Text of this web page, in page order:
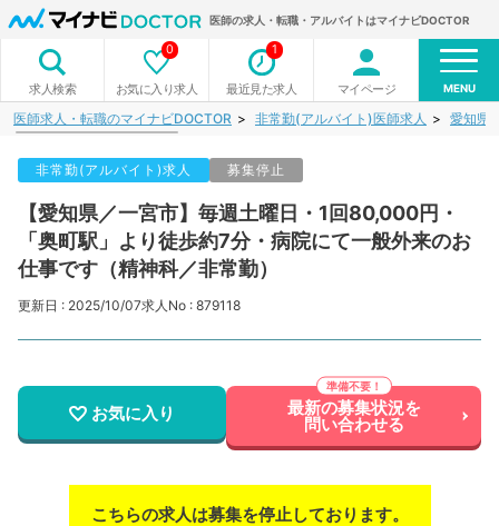
医師の求人・転職・アルバイトはマイナビDOCTOR
求人検索 お気に入り求人
0
最近見た求人
1
マイページ MENU
医師求人・転職のマイナビDOCTOR 非常勤(アルバイト)医師求人 愛知県
非常勤(アルバイト)求人 募集停止
【愛知県／一宮市】毎週土曜日・1回80,000円・
「奥町駅」より徒歩約7分・病院にて一般外来のお
仕事です（精神科／非常勤）
更新日 : 2025/10/07求人No : 879118
お気に入り 最新の募集状況を
問い合わせる
こちらの求人は募集を停止しております。